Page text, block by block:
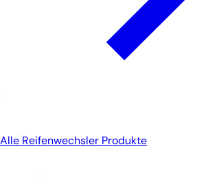
Alle Reifenwechsler Produkte